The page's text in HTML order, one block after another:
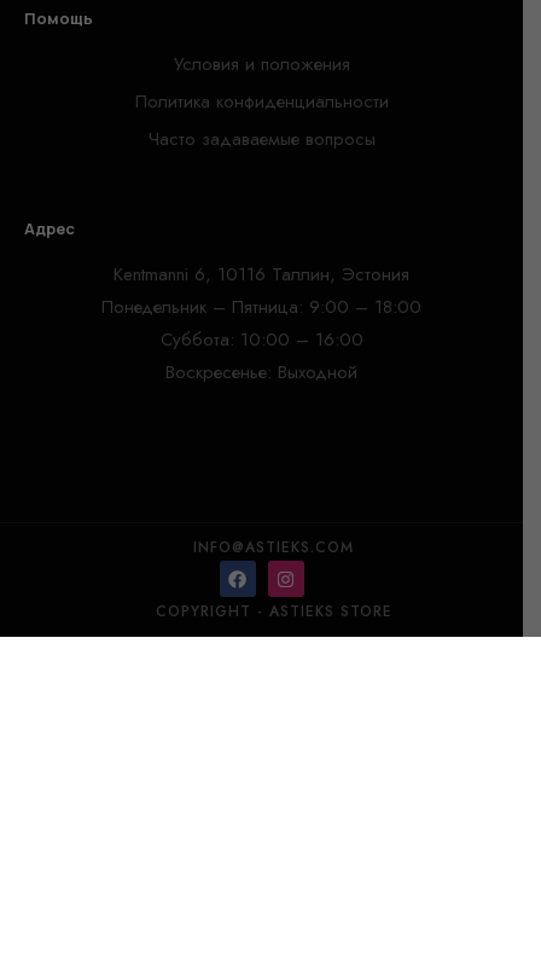
Помощь
Условия и положения
Политика конфиденциальности
Часто задаваемые вопросы
Адрес
Kentmanni 6, 10116 Таллин, Эстония
Понедельник – Пятница: 9:00 – 18:00
Суббота: 10:00 – 16:00
Воскресенье: Выходной
INFO@ASTIEKS.COM
COPYRIGHT - ASTIEKS STORE